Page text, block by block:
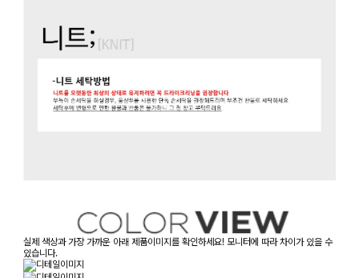
실제 색상과 가장 가까운 아래 제품이미지를 확인하세요! 모니터에 따라 차이가 있을 수
있습니다.